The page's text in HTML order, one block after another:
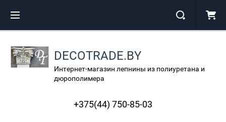
DECOTRADE.BY
Интернет-магазин лепнины из полиуретана и
дюрополимера
+375(44) 750-85-03